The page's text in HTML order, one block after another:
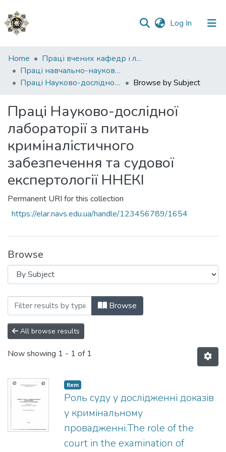
Log In (current)
Communities
&
Collections
Home
Праці вчених кафедр і лабораторій
Праці навчально-наукового експертно-криміналістичного інституту (ННІ №2)
Праці Науково-дослідної лабораторії з питань криміналістичного забезпечення та судової експертології ННЕКІ
Browse by Subject
Праці Науково-дослідної
лабораторії з питань
криміналістичного
забезпечення та судової
експертології ННЕКІ
Permanent URI for this collection
https://elar.navs.edu.ua/handle/123456789/1654
Browse
Browsing Праці Науково-дослідної
Browse
All browse results
Now showing 1 - 1 of 1
Item
Роль суду у дослідженні доказів
у кримінальному
провадженні.The role of the
court in the examination of